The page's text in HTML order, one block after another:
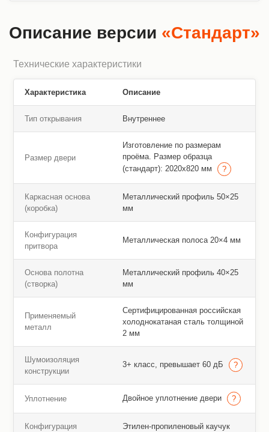
Описание версии «Стандарт»
Технические характеристики
Характеристика Описание
Тип открывания Внутреннее
Размер двери
Изготовление по размерам
проёма. Размер образца
(стандарт): 2020х820 мм
Каркасная основа
(коробка)
Металлический профиль 50×25
мм
Конфигурация
притвора
Металлическая полоса 20×4 мм
Основа полотна
(створка)
Металлический профиль 40×25
мм
Применяемый
металл
Сертифицированная российская
холоднокатаная сталь толщиной
2 мм
Шумоизоляция
конструкции
3+ класс, превышает 60 дБ
Уплотнение Двойное уплотнение двери
Конфигурация
Этилен-пропиленовый каучук